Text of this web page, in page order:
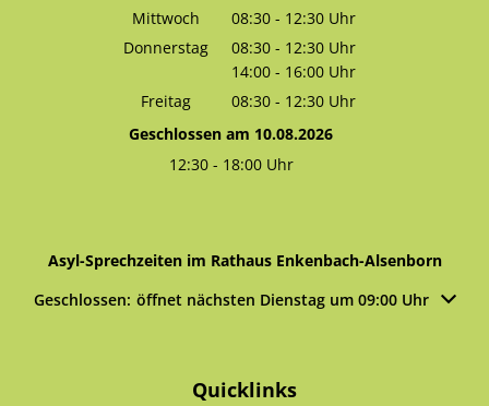
Von 14:00 bis 16:00 Uhr
Mittwoch 08:30 - 12:30 Uhr
Von 08:30 bis 12:30 Uhr
Donnerstag 08:30 - 12:30 Uhr
Von 08:30 bis 12:30 Uhr
14:00 - 16:00 Uhr
Von 14:00 bis 16:00 Uhr
Freitag 08:30 - 12:30 Uhr
Von 08:30 bis 12:30 Uhr
Geschlossen am 10.08.2026
12:30- 18:00Uhr
Asyl-Sprechzeiten im Rathaus Enkenbach-Alsenborn
Klicken, um weitere Öffnungs- oder Schließzeiten
Geschlossen: öffnet nächsten Dienstag um 09:00 Uhr
Quicklinks